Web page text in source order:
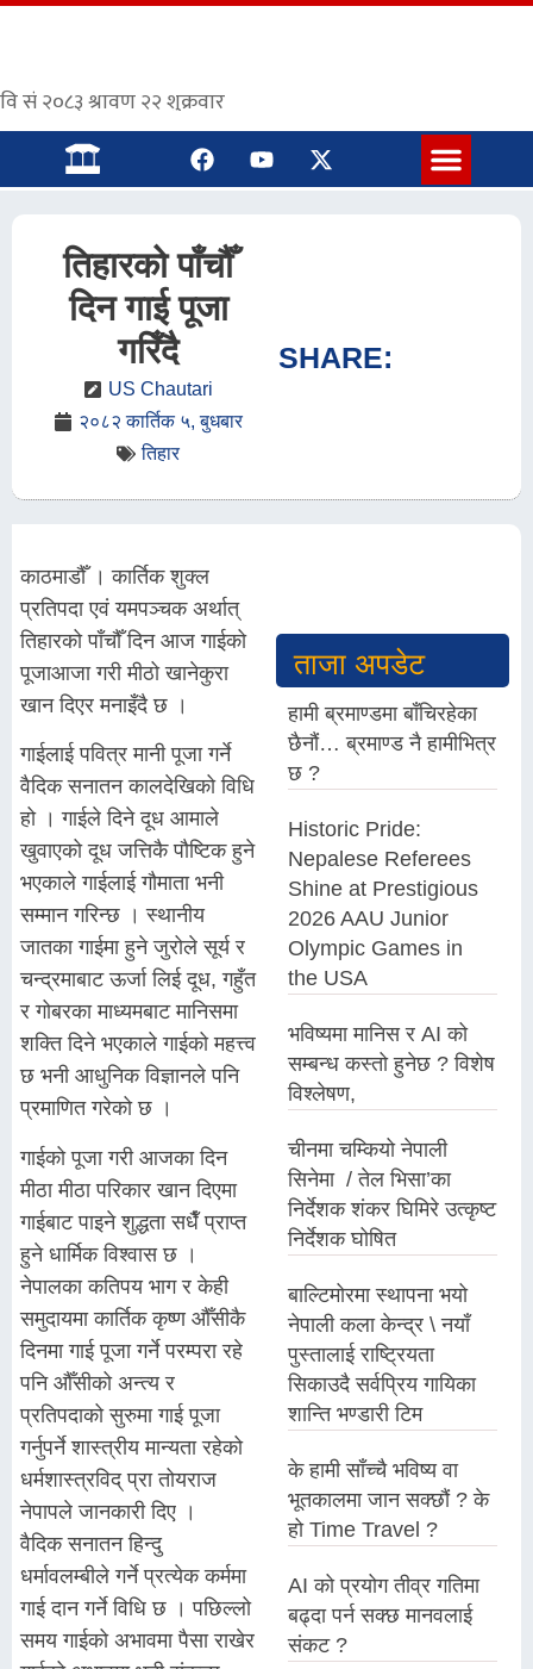
तिहारको पाँचौँ
दिन गाई पूजा
गरिँदै
US Chautari
२०८२ कार्तिक ५, बुधबार
तिहार
SHARE:
काठमाडौँ । कार्तिक शुक्ल
प्रतिपदा एवं यमपञ्चक अर्थात्
तिहारको पाँचौँ दिन आज गाईको
पूजाआजा गरी मीठो खानेकुरा
खान दिएर मनाइँदै छ ।
गाईलाई पवित्र मानी पूजा गर्ने
वैदिक सनातन कालदेखिको विधि
हो । गाईले दिने दूध आमाले
खुवाएको दूध जत्तिकै पौष्टिक हुने
भएकाले गाईलाई गौमाता भनी
सम्मान गरिन्छ । स्थानीय
जातका गाईमा हुने जुरोले सूर्य र
चन्द्रमाबाट ऊर्जा लिई दूध, गहुँत
र गोबरका माध्यमबाट मानिसमा
शक्ति दिने भएकाले गाईको महत्त्व
छ भनी आधुनिक विज्ञानले पनि
प्रमाणित गरेको छ ।
गाईको पूजा गरी आजका दिन
मीठा मीठा परिकार खान दिएमा
गाईबाट पाइने शुद्धता सधैँ प्राप्त
हुने धार्मिक विश्वास छ ।
नेपालका कतिपय भाग र केही
समुदायमा कार्तिक कृष्ण औँसीकै
दिनमा गाई पूजा गर्ने परम्परा रहे
पनि औँसीको अन्त्य र
प्रतिपदाको सुरुमा गाई पूजा
गर्नुपर्ने शास्त्रीय मान्यता रहेको
धर्मशास्त्रविद् प्रा तोयराज
नेपापले जानकारी दिए ।
वैदिक सनातन हिन्दु
धर्मावलम्बीले गर्ने प्रत्येक कर्ममा
गाई दान गर्ने विधि छ । पछिल्लो
समय गाईको अभावमा पैसा राखेर
ताजा अपडेट
हामी ब्रमाण्डमा बाँचिरहेका
छैनौं… ब्रमाण्ड नै हामीभित्र
छ ?
Historic Pride:
Nepalese Referees
Shine at Prestigious
2026 AAU Junior
Olympic Games in
the USA
भविष्यमा मानिस र AI को
सम्बन्ध कस्तो हुनेछ ? विशेष
विश्लेषण,
चीनमा चम्कियो नेपाली
सिनेमा / तेल भिसा’का
निर्देशक शंकर घिमिरे उत्कृष्ट
निर्देशक घोषित
बाल्टिमोरमा स्थापना भयो
नेपाली कला केन्द्र \ नयाँ
पुस्तालाई राष्ट्रियता
सिकाउदै सर्वप्रिय गायिका
शान्ति भण्डारी टिम
के हामी साँच्चै भविष्य वा
भूतकालमा जान सक्छौं ? के
हो Time Travel ?
AI को प्रयोग तीव्र गतिमा
बढ्दा पर्न सक्छ मानवलाई
संकट ?